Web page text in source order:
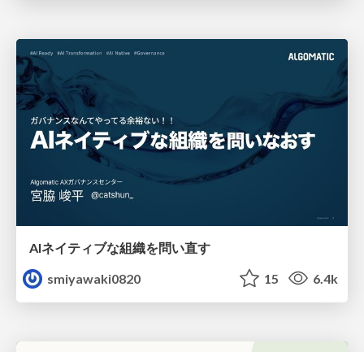
AIネイティブな組織を問い直す
smiyawaki0820
15 6.4k